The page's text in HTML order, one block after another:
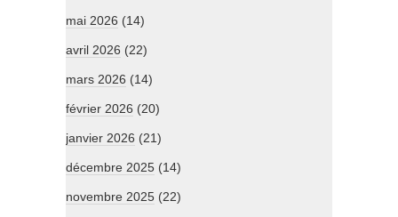
mai 2026 (14)
avril 2026 (22)
mars 2026 (14)
février 2026 (20)
janvier 2026 (21)
décembre 2025 (14)
novembre 2025 (22)